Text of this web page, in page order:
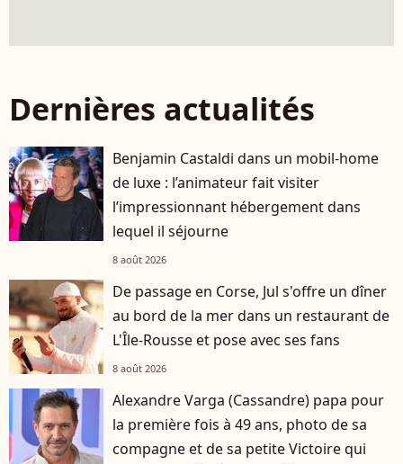
Dernières actualités
Benjamin Castaldi dans un mobil-home
de luxe : l’animateur fait visiter
l’impressionnant hébergement dans
lequel il séjourne
8 août 2026
De passage en Corse, Jul s'offre un dîner
au bord de la mer dans un restaurant de
L'Île-Rousse et pose avec ses fans
8 août 2026
Alexandre Varga (Cassandre) papa pour
la première fois à 49 ans, photo de sa
compagne et de sa petite Victoire qui